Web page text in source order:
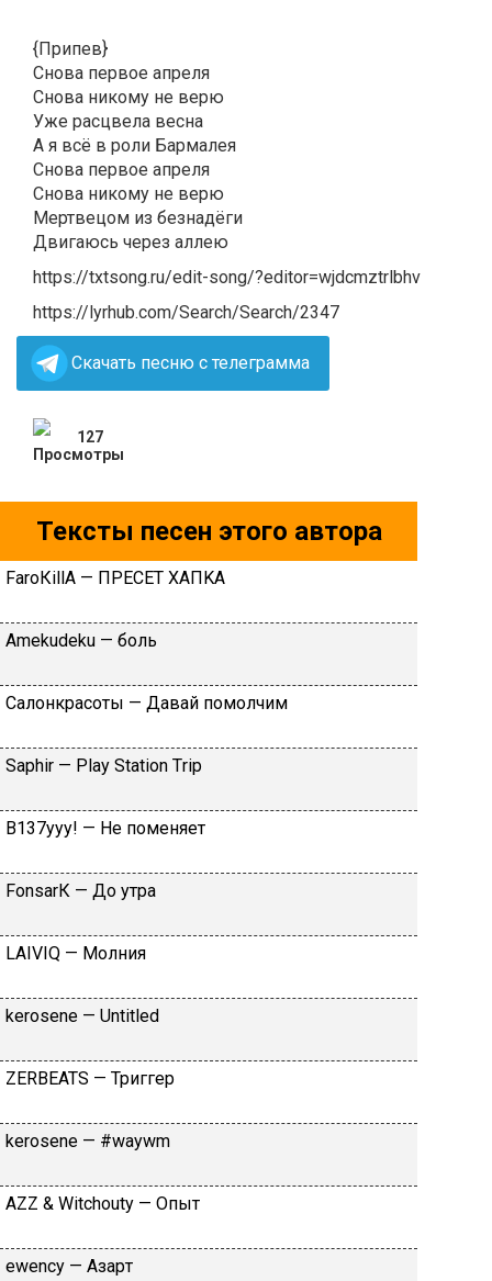
{Припев}
Снова первое апреля
Снова никому не верю
Уже расцвела весна
А я всё в роли Бармалея
Снова первое апреля
Снова никому не верю
Мертвецом из безнадёги
Двигаюсь через аллею
https://txtsong.ru/edit-song/?editor=wjdcmztrlbhv
https://lyrhub.com/Search/Search/2347
Скачать песню с телеграмма
127
Тексты песен этого автора
FаrоКillА — ПPECET XAПKA
Аmеkudеku — бoль
Caлoнкpacoты — Дaвaй пoмoлчим
Sарhir — Рlаy Stаtiоn Тriр
B137yyy! — He пoмeняeт
FоnsаrК — Дo утpa
LАIVIQ — Moлния
​kеrоsеnе — Untitlеd
ZЕRBЕАТS — Tpиггep
​kеrоsеnе — #wаywm
АZZ & Witсhоuty — Oпыт
​еwеnсy — Aзapт